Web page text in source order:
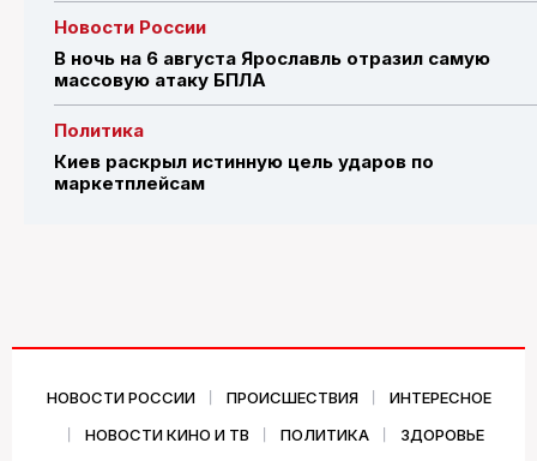
Новости России
В ночь на 6 августа Ярославль отразил самую
массовую атаку БПЛА
Политика
Киев раскрыл истинную цель ударов по
маркетплейсам
НОВОСТИ РОССИИ ПРОИСШЕСТВИЯ
ИНТЕРЕСНОЕ
НОВОСТИ КИНО И ТВ
ПОЛИТИКА ЗДОРОВЬЕ